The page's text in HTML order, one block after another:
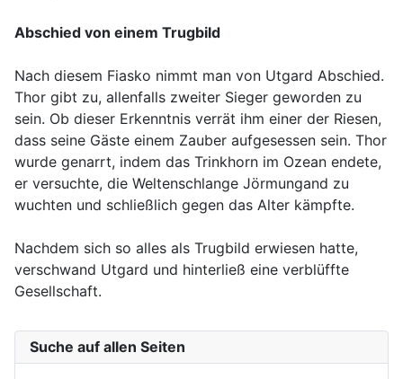
Abschied von einem Trugbild
Nach diesem Fiasko nimmt man von Utgard Abschied.
Thor gibt zu, allenfalls zweiter Sieger geworden zu
sein. Ob dieser Erkenntnis verrät ihm einer der Riesen,
dass seine Gäste einem Zauber aufgesessen sein. Thor
wurde genarrt, indem das Trinkhorn im Ozean endete,
er versuchte, die Weltenschlange Jörmungand zu
wuchten und schließlich gegen das Alter kämpfte.
Nachdem sich so alles als Trugbild erwiesen hatte,
verschwand Utgard und hinterließ eine verblüffte
Gesellschaft.
Suche auf allen Seiten